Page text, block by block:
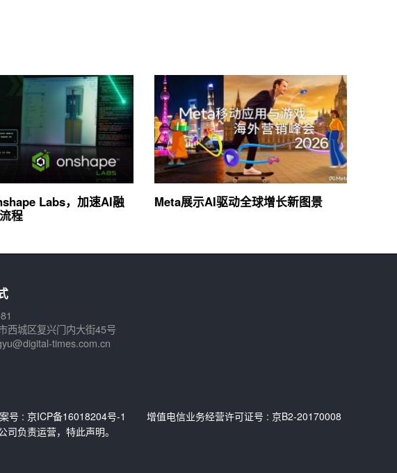
Labs，加速AI融
程
Meta展示AI驱动全球增长新图景
西城区复兴门内大街45号
times.com.cn
号 : 京ICP备16018204号-1
增值电信业务经营许可证号 : 京B2-20170008
负责运营，特此声明。